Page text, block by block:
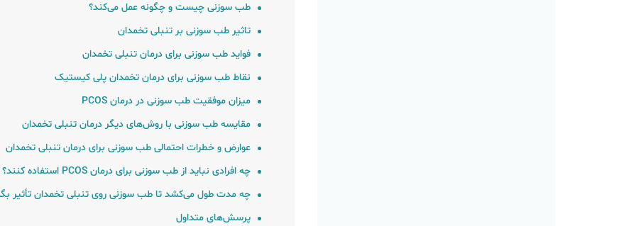
طب سوزنی چیست و چگونه عمل می‌کند؟
تاثیر طب سوزنی بر تنبلی تخمدان
فواید طب سوزنی برای درمان تنبلی تخمدان
نقاط طب سوزنی برای درمان تخمدان پلی کیستیک
میزان موفقیت طب سوزنی در درمان PCOS
مقایسه طب سوزنی با روش‌های دیگر درمان تنبلی تخمدان
عوارض و خطرات احتمالی طب سوزنی برای درمان تنبلی تخمدان
چه افرادی نباید از طب سوزنی برای درمان PCOS استفاده کنند؟
چه مدت طول می‌کشد تا طب سوزنی روی تنبلی تخمدان تأثیر
پرسش‌های متداول